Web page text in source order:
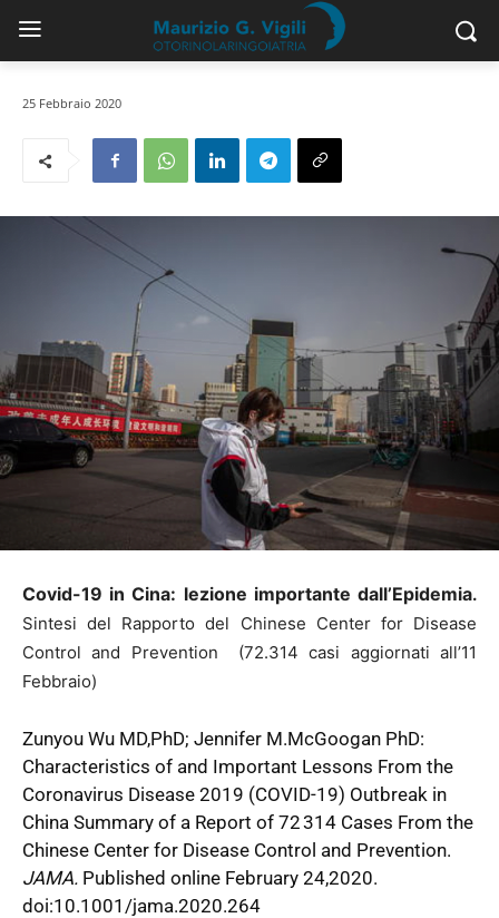
25 Febbraio 2020
Covid-19 in Cina: lezione importante dall’Epidemia.
Sintesi del Rapporto del Chinese Center for Disease
Control and Prevention (72.314 casi aggiornati all’11
Febbraio)
Zunyou Wu MD,PhD; Jennifer M.McGoogan PhD:
Characteristics of and Important Lessons From the
Coronavirus Disease 2019 (COVID-19) Outbreak in
China Summary of a Report of 72 314 Cases From the
Chinese Center for Disease Control and Prevention.
JAMA. Published online February 24,2020.
doi:10.1001/jama.2020.264